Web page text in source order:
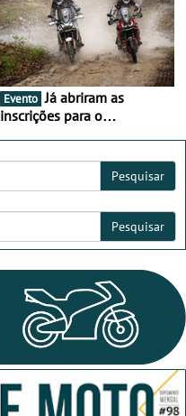
Evento Já abriram as
inscrições para o
Pesquisar
Pesquisar